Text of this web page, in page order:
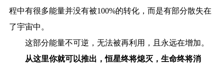
程中有很多能量并没有被100%的转化，而是有部分散失在
了宇宙中。
这部分能量不可逆，无法被再利用，且永远在增加。
从这里你就可以推出，恒星终将熄灭，生命终将消